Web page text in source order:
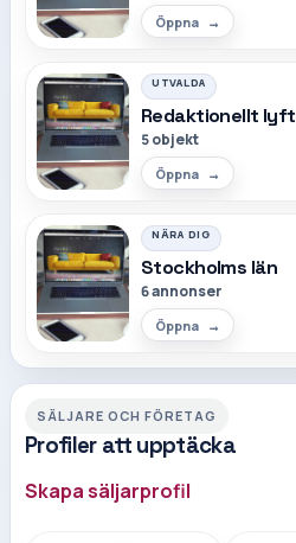
Öppna
UTVALDA
Redaktionellt lyft
5 objekt
Öppna
NÄRA DIG
Stockholms län
6 annonser
Öppna
SÄLJARE OCH FÖRETAG
Profiler att upptäcka
Skapa säljarprofil